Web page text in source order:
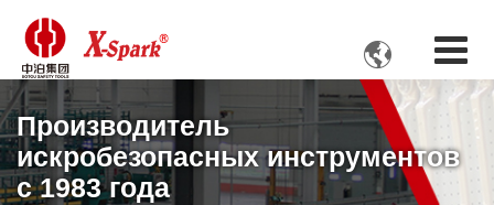

Производитель
искробезопасных инструментов
с 1983 года